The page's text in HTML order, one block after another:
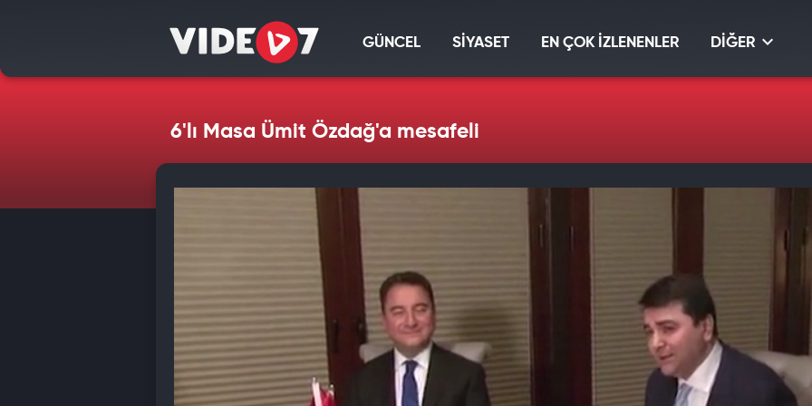
GÜNCEL SİYASET EN ÇOK İZLENENLER DİĞER
6'lı Masa Ümit Özdağ'a mesafeli